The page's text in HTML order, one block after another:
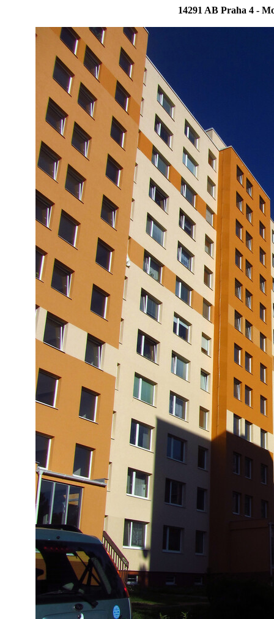
14291 AB Praha 4 -